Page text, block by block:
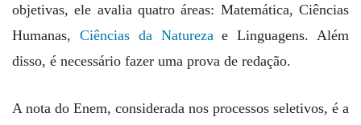
objetivas, ele avalia quatro áreas: Matemática, Ciências
Humanas, Ciências da Naturezae Linguagens. Além
disso, é necessário fazer uma prova de redação.
A nota do Enem, considerada nos processos seletivos, é a